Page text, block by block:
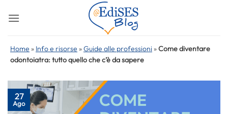
Home » Info e risorse »Guide alle professioni »Come diventare
odontoiatra: tutto quello che c’è da sapere
27
Ago